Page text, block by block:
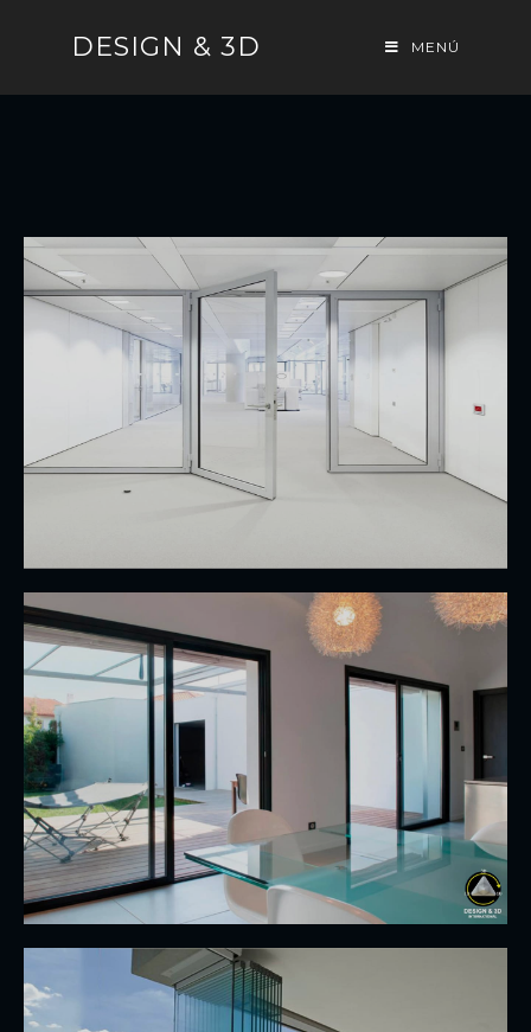
DESIGN & 3D MENÚ
BATIENTE
Puerta común con bisagras y marco el cual gira
sobre un eje lateral.
CORREDIZA
Las puertas corredizas de vidrio son de
movimiento paralelo, pueden ir por dentro de la
Ver